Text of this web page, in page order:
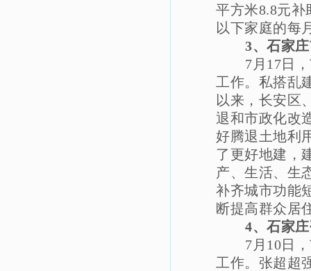
平方米8.8元
以下家庭的每
3、石家
7月17日
工作。私搭乱
以来，长安区
退和市政化改
好腾退土地利
了更好地建，
产、生活、生
补齐城市功能
断提高群众居
4、石家
7月10日
工作。张超超